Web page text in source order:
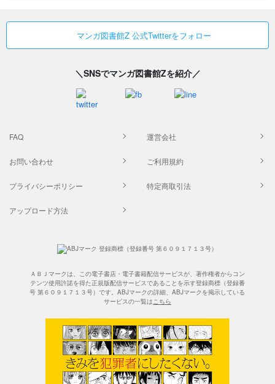
マンガ図書館Z 公式Twitterをフォロー
＼SNSでマンガ図書館Zを紹介／
FAQ 運営会社
お問い合わせ ご利用規約
プライバシーポリシー 特定商取引法
アップロード方法
ＡＢＪマークは、この電子書店・電子書籍配信サービスが、著作権者からコン
テンツ使用許諾を得た正規版配信サービスであることを示す登録商標（登録番
号 第６０９１７１３号）です。ABJマークの詳細、ABJマークを掲示している
サービスの一覧はこちら